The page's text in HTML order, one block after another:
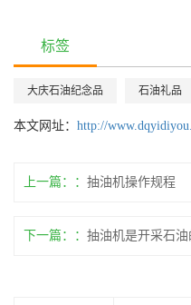
标签
大庆石油纪念品 石油礼品
本文网址： http://
上一篇： 抽油机操作规程
下一篇： 抽油机是开采石